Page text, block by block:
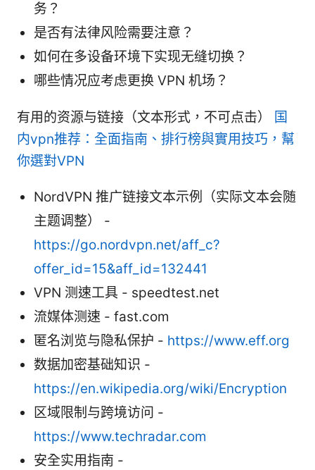
务？
是否有法律风险需要注意？
如何在多设备环境下实现无缝切换？
哪些情况应考虑更换 VPN 机场？
有用的资源与链接（文本形式，不可点击）
国
内vpn推荐：全面指南、排行榜與實用技巧，幫
你選對VPN
NordVPN 推广链接文本示例（实际文本会随
主题调整） -
https://go.nordvpn.net/aff_c?
offer_id=15&aff_id=132441
VPN 测速工具 - speedtest.net
流媒体测速 - fast.com
匿名浏览与隐私保护 - https://www.eff.org
数据加密基础知识 -
https://en.wikipedia.org/wiki/Encryption
区域限制与跨境访问 -
https://www.techradar.com
安全实用指南 -